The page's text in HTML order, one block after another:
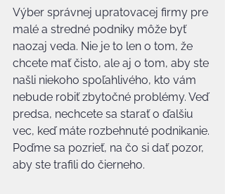
Výber správnej upratovacej firmy pre
malé a stredné podniky môže byť
naozaj veda. Nie je to len o tom, že
chcete mať čisto, ale aj o tom, aby ste
našli niekoho spoľahlivého, kto vám
nebude robiť zbytočné problémy. Veď
predsa, nechcete sa starať o ďalšiu
vec, keď máte rozbehnuté podnikanie.
Poďme sa pozrieť, na čo si dať pozor,
aby ste trafili do čierneho.